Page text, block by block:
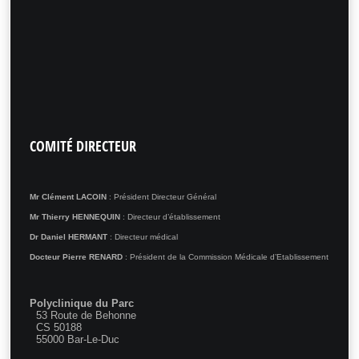
COMITÉ DIRECTEUR
Mr Clément LACOIN : Président Directeur Général
Mr Thierry HENNEQUIN : Directeur d’établissement
Dr Daniel HERMANT : Directeur médical
Docteur Pierre RENARD : Président de la Commission Médicale d’Etablissement
Polyclinique du Parc
53 Route de Behonne
CS 50188
55000 Bar-Le-Duc